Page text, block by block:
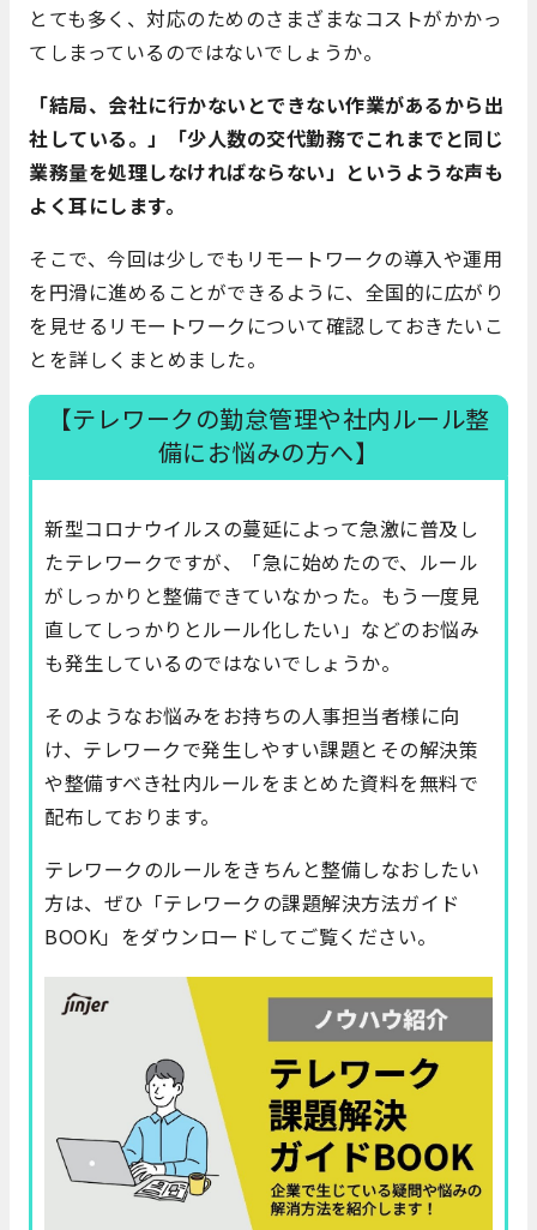
とても多く、対応のためのさまざまなコストがかかっ
てしまっているのではないでしょうか。
「結局、会社に行かないとできない作業があるから出
社している。」「少人数の交代勤務でこれまでと同じ
業務量を処理しなければならない」というような声も
よく耳にします。
そこで、今回は少しでもリモートワークの導入や運用
を円滑に進めることができるように、全国的に広がり
を見せるリモートワークについて確認しておきたいこ
とを詳しくまとめました。
【テレワークの勤怠管理や社内ルール整
備にお悩みの方へ】
新型コロナウイルスの蔓延によって急激に普及し
たテレワークですが、「急に始めたので、ルール
がしっかりと整備できていなかった。もう一度見
直してしっかりとルール化したい」などのお悩み
も発生しているのではないでしょうか。
そのようなお悩みをお持ちの人事担当者様に向
け、テレワークで発生しやすい課題とその解決策
や整備すべき社内ルールをまとめた資料を無料で
配布しております。
テレワークのルールをきちんと整備しなおしたい
方は、ぜひ「テレワークの課題解決方法ガイド
BOOK」をダウンロードしてご覧ください。